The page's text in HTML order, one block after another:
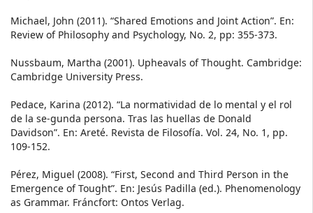
Michael, John (2011). “Shared Emotions and Joint Action”. En:
Review of Philosophy and Psychology, No. 2, pp: 355-373.
Nussbaum, Martha (2001). Upheavals of Thought. Cambridge:
Cambridge University Press.
Pedace, Karina (2012). “La normatividad de lo mental y el rol
de la se-gunda persona. Tras las huellas de Donald
Davidson”. En: Areté. Revista de Filosofía. Vol. 24, No. 1, pp.
109-152.
Pérez, Miguel (2008). “First, Second and Third Person in the
Emergence of Tought”. En: Jesús Padilla (ed.). Phenomenology
as Grammar. Fráncfort: Ontos Verlag.